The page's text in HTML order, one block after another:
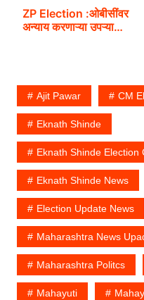
ZP Election :ओबीसींवर
अन्याय करणाऱ्या उपऱ्या…
Ajit Pawar CM
Eknath Shinde
Eknath Shinde Election
Eknath Shinde News
Election Update News
Maharashtra News
Maharashtra Politcs
Mahayuti